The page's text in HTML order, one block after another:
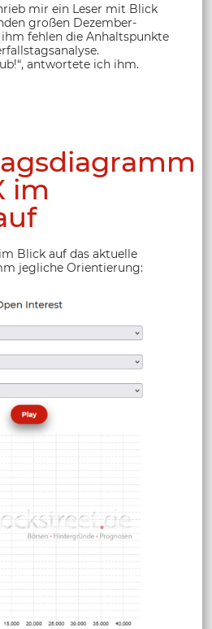
mir ein Leser mit Blick
großen Dezember-
fehlen die Anhaltspunkte
antwortete ich ihm.
im
Blick auf das aktuelle
jegliche Orientierung: